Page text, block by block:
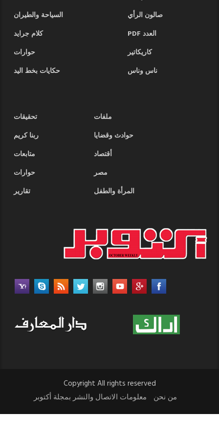
صالون الرأي
السياحة والطيران
العدد PDF
كلام جرايد
كاريكاتير
حوارات
ناس وناس
حكايات بخط اليد
ملفات
تحقيقات
حوادث وقضايا
ربنا كريم
أقتصاد
متابعات
مصر
حوارات
المرأة والطفل
تقارير
Copyright All rights reserved
من نحن
معلومات الاتصال والنشر بمجلة أكتوبر